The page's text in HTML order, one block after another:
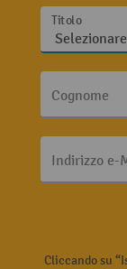
Titolo
Cognome
Indirizzo e-
Cliccando su